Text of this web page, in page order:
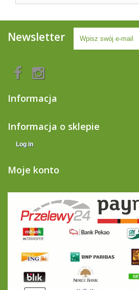
Newsletter
Informacja
Informacja o sklepie
Log in
Moje konto